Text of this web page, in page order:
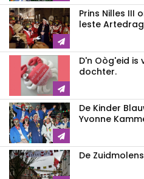
Prins Nilles III
leste
D'n Oòg'eid is
dochter.
De Kinder
Yvonne
De